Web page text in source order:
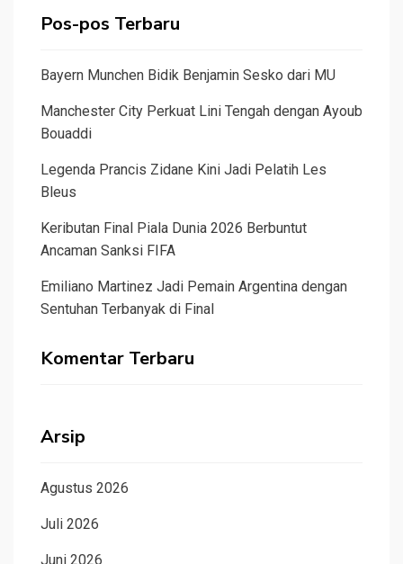
Pos-pos Terbaru
Bayern Munchen Bidik Benjamin Sesko dari MU
Manchester City Perkuat Lini Tengah dengan Ayoub
Bouaddi
Legenda Prancis Zidane Kini Jadi Pelatih Les
Bleus
Keributan Final Piala Dunia 2026 Berbuntut
Ancaman Sanksi FIFA
Emiliano Martinez Jadi Pemain Argentina dengan
Sentuhan Terbanyak di Final
Komentar Terbaru
Arsip
Agustus 2026
Juli 2026
Juni 2026